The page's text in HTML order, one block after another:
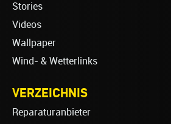
Stories
Videos
Wallpaper
Wind- & Wetterlinks
VERZEICHNIS
Reparaturanbieter